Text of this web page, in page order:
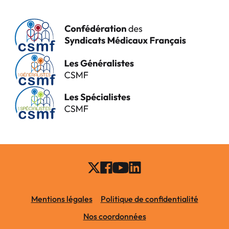
Mentions légales
Politique de confidentialité
Nos coordonnées